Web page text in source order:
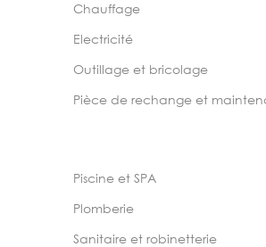
Chauffage
Electricité
Outillage et bricolage
Pièce de rechange et
Piscine et SPA
Plomberie
Sanitaire et robinetterie